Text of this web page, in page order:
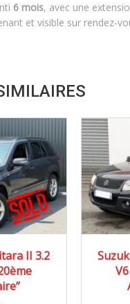
6 mois, avec une
et visible sur rendez-
II 3.2